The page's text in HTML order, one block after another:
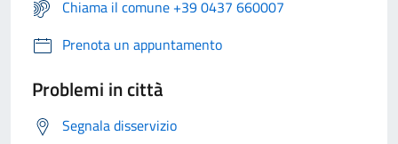
Chiama il comune +39 0437 660007
Prenota un appuntamento
Problemi in città
Segnala disservizio